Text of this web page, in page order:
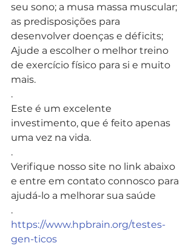
seu sono; a musa massa muscular;
as predisposições para
desenvolver doenças e déficits;
Ajude a escolher o melhor treino
de exercício físico para si e muito
mais.
.
Este é um excelente
investimento, que é feito apenas
uma vez na vida.
.
Verifique nosso site no link abaixo
e entre em contato connosco para
ajudá-lo a melhorar sua saúde
.
https://www.hpbrain.org/testes-
gen-ticos